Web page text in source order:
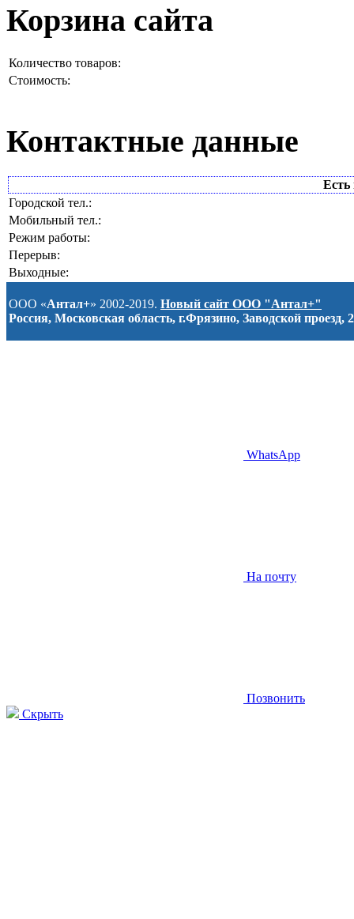
Корзина сайта
Количество товаров:
Стоимость:
Контактные данные
Есть
Городской тел.:
Мобильный тел.:
Режим работы:
Перерыв:
Выходные:
ООО «Антал+» 2002-2019. Новый сайт ООО "Антал+"
Россия, Московская область, г.Фрязино, Заводской проезд, 2
WhatsApp
На почту
Позвонить
Скрыть